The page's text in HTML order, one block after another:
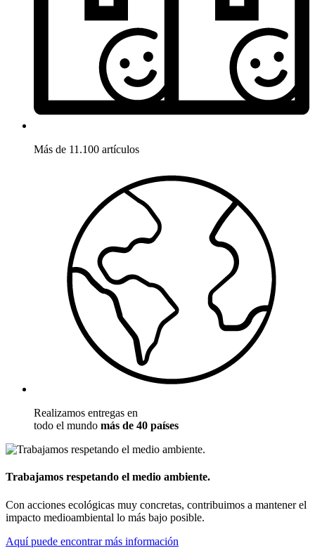
Más de 11.100 artículos
Realizamos entregas en
todo el mundo más de 40 países
Trabajamos respetando el medio ambiente.
Con acciones ecológicas muy concretas, contribuimos a mantener el
impacto medioambiental lo más bajo posible.
Aquí puede encontrar más información